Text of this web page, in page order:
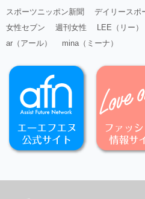
スポーツニッポン新聞 デイリースポ
女性セブン
週刊女性 LEE（リー）
ar（アール）
mina（ミーナ）